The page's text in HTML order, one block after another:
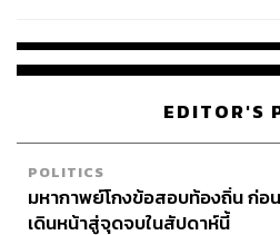
ณรงค์กร มโ
Content
EDITOR'S
POLITICS
มหากาพย์โกงข้อสอบท้องถิ่น ก่อน
เดินหน้าสู่จุดจบในสัปดาห์นี้